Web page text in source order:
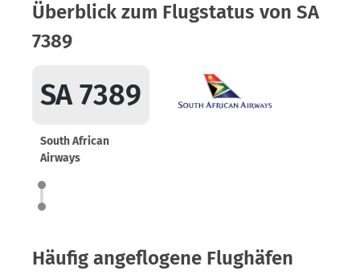
Überblick zum Flugstatus von SA
7389
SA 7389
South African
Airways
Häufig angeflogene Flughäfen